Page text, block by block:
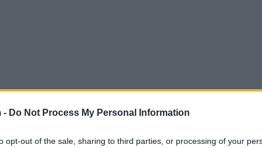
- Do Not Process My Personal Information
opt-out of the sale, sharing to third parties, or processing of your